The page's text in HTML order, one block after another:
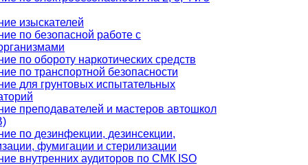
изыскателей
по безопасной работе с
по обороту наркотических средств
по транспортной безопасности
для грунтовых испытательных
преподавателей и мастеров автошкол
по дезинфекции, дезинсекции,
фумигации и стерилизации
внутренних аудиторов по СМК ISO